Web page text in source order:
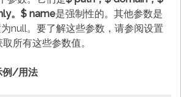
。$ name是强制性的。其他参数是
null。要了解这些参数，请参阅设置
所有这些参数值。
例/用法